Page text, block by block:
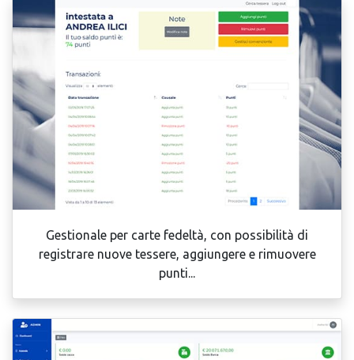
Gestionale per carte fedeltà, con possibilità di
registrare nuove tessere, aggiungere e rimuovere
punti...